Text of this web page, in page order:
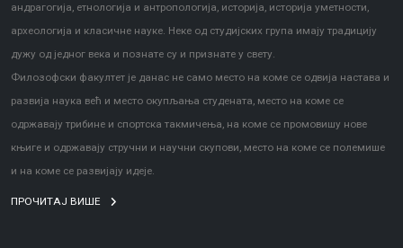
андрагогија, етнологија и антропологија, историја, историја уметности,
археологија и класичне науке. Неке од студијских група имају традицију
дужу од једног века и познате су и признате у свету.
Филозофски факултет је данас не само место на коме се одвија настава и
развија наука већ и место окупљања студената, место на коме се
одржавају трибине и спортска такмичења, на коме се промовишу нове
књиге и одржавају стручни и научни скупови, место на коме се полемише
и на коме се развијају идеје.
ПРОЧИТАЈ ВИШЕ